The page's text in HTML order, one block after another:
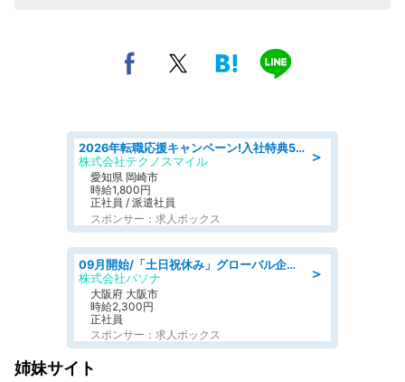
＞
2026年転職応援キャンペーン!入社特典58万円/デンソーで働こう!自動車工場で小型部品の検査業務 denso aichi
株式会社テクノスマイル
愛知県 岡崎市
時給1,800円
正社員 / 派遣社員
スポンサー：求人ボックス
＞
09月開始/「土日祝休み」グローバル企業での産業保健のお仕事/保健師/高時給/残業なし/服装自由
株式会社パソナ
大阪府 大阪市
時給2,300円
正社員
スポンサー：求人ボックス
姉妹サイト